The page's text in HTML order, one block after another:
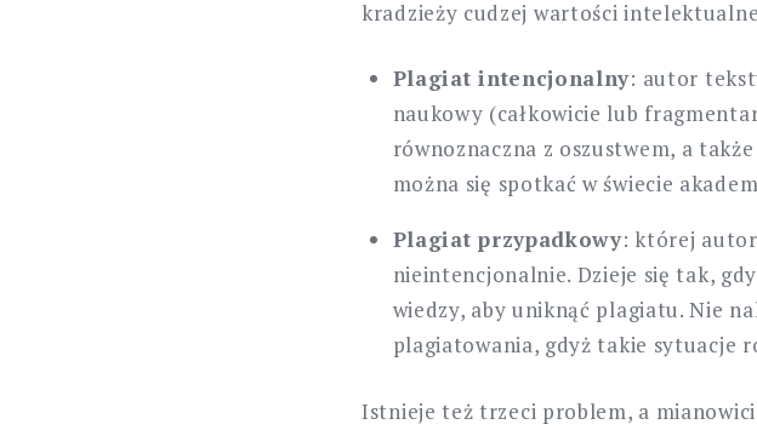
kradzieży cudzej wartości
Plagiat intencjonalny: autor
naukowy (całkowicie lub
równoznaczna z oszustwem, a
można się spotkać w świecie
Plagiat przypadkowy: której
nieintencjonalnie. Dzieje się tak,
wiedzy, aby uniknąć plagiatu. Nie
plagiatowania, gdyż takie sytuacje
Istnieje też trzeci problem, a